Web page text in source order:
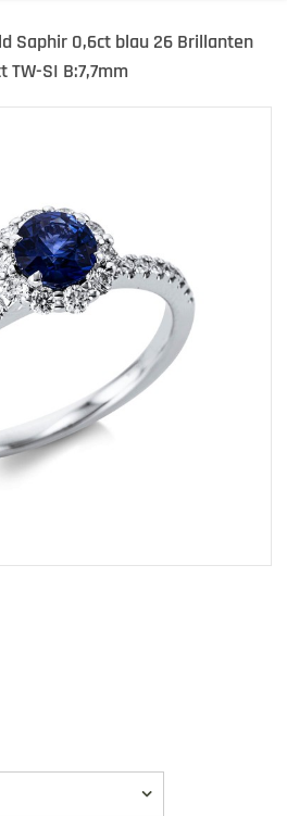
Saphir 0,6ct blau 26 Brillanten
TW-SI B:7,7mm